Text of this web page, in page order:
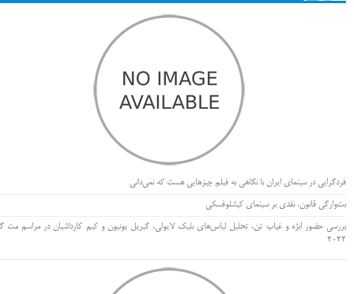
فردگرایی در سینمای ایران با نگاهی به فیلم چیزهایی هست که نمی‌دانی
بت‌وارگی قانون، نقدی بر سینمای کیشلوفسکی
بررسی حضور ابژه و غیاب تن، تحلیل لباس‌های بلیک لایولی، گبریل یونیون و کیم کارداشیان در مراسم مت
۲۰۲۲